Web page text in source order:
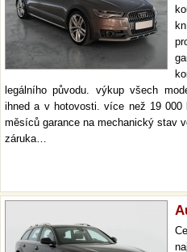
legálního původu. výkup všech
ihned a v hotovosti. více než 19
měsíců garance na mechanický stav
záruka…